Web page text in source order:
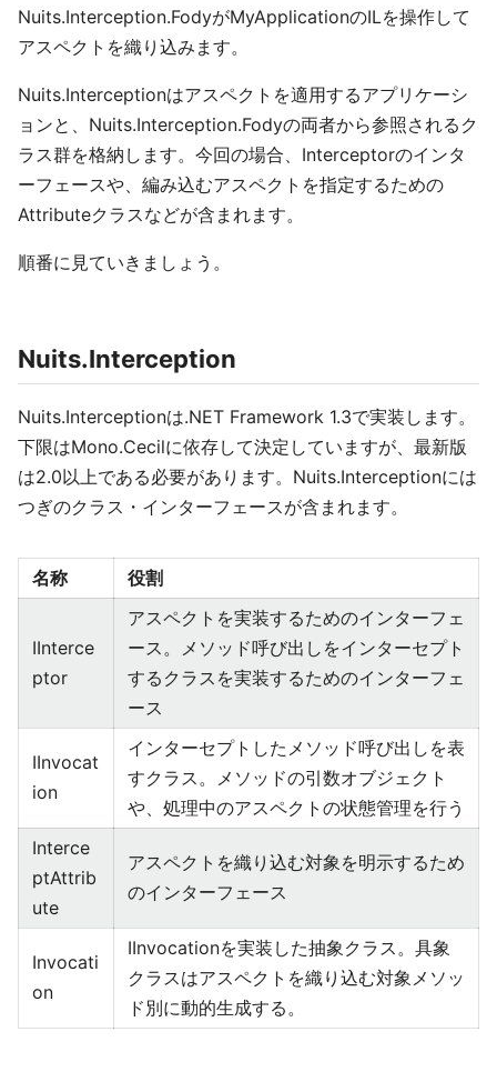
Nuits.Interception.FodyがMyApplicationのILを操作して
アスペクトを織り込みます。
Nuits.Interceptionはアスペクトを適用するアプリケーシ
ョンと、Nuits.Interception.Fodyの両者から参照されるク
ラス群を格納します。今回の場合、Interceptorのインタ
ーフェースや、編み込むアスペクトを指定するための
Attributeクラスなどが含まれます。
順番に見ていきましょう。
Nuits.Interception
Nuits.Interceptionは.NET Framework 1.3で実装します。
下限はMono.Cecilに依存して決定していますが、最新版
は2.0以上である必要があります。Nuits.Interceptionには
つぎのクラス・インターフェースが含まれます。
名称 役割
IInterce
ptor
アスペクトを実装するためのインターフェ
ース。メソッド呼び出しをインターセプト
するクラスを実装するためのインターフェ
ース
IInvocat
ion
インターセプトしたメソッド呼び出しを表
すクラス。メソッドの引数オブジェクト
や、処理中のアスペクトの状態管理を行う
Interce
ptAttrib
ute
アスペクトを織り込む対象を明示するため
のインターフェース
Invocati
on
IInvocationを実装した抽象クラス。具象
クラスはアスペクトを織り込む対象メソッ
ド別に動的生成する。